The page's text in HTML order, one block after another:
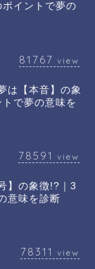
イントで夢の
81767 view
は【本音】の象
で夢の意味を
78591 view
】の象徴!?｜3
意味を診断
78311 view